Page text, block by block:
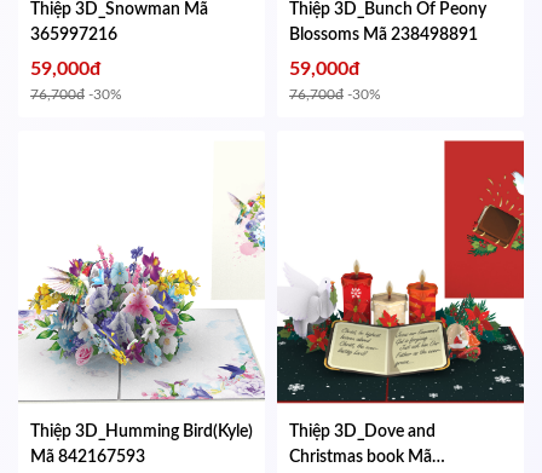
Thiệp 3D_Snowman Mã
365997216
59,000đ
76,700đ -30%
Thiệp 3D_Bunch Of Peony
Blossoms Mã 238498891
59,000đ
76,700đ -30%
Thiệp 3D_Humming Bird(Kyle)
Mã 842167593
Thiệp 3D_Dove and
Christmas book Mã